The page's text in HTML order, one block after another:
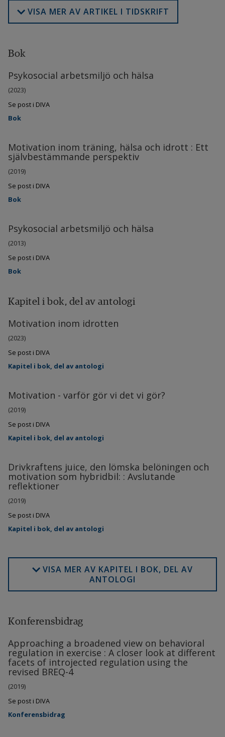
VISA MER AV ARTIKEL I TIDSKRIFT
Bok
Psykosocial arbetsmiljö och hälsa
(2023)
Se post i DIVA
Bok
Motivation inom träning, hälsa och idrott : Ett
självbestämmande perspektiv
(2019)
Se post i DIVA
Bok
Psykosocial arbetsmiljö och hälsa
(2013)
Se post i DIVA
Bok
Kapitel i bok, del av antologi
Motivation inom idrotten
(2023)
Se post i DIVA
Kapitel i bok, del av antologi
Motivation - varför gör vi det vi gör?
(2019)
Se post i DIVA
Kapitel i bok, del av antologi
Drivkraftens juice, den lömska belöningen och
motivation som hybridbil: : Avslutande
reflektioner
(2019)
Se post i DIVA
Kapitel i bok, del av antologi
VISA MER AV KAPITEL I BOK, DEL AV
ANTOLOGI
Konferensbidrag
Approaching a broadened view on behavioral
regulation in exercise : A closer look at different
facets of introjected regulation using the
revised BREQ-4
(2019)
Se post i DIVA
Konferensbidrag